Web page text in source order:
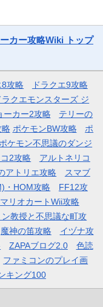
カー攻略Wiki トップ
8攻略
ドラクエ9攻略
ラクエモンスターズ ジ
ーカー2攻略
テリーの
略 ポケモンBW攻略
ポ
ポケモン不思議のダンジ
2攻略
アルトネリコ
アトリエ攻略
スマブ
・HOM攻略
FF12攻
マリオカートWii攻略
ン教授と不思議な町攻
魔神の笛攻略
イヅナ攻
ZAPAブログ2.0
色読
ファミコンのプレイ画
キング100